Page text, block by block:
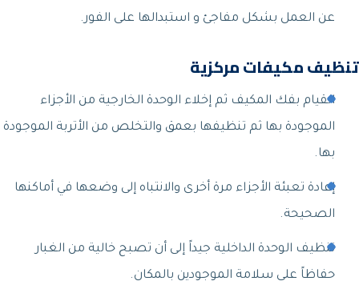
عن العمل بشكل مفاجئ و استبدالها على الفور.
تنظيف مكيفات مركزية
القيام بفك المكيف ثم إخلاء الوحدة الخارجية من الأجزاء
الموجودة بها ثم تنظيفها بعمق والتخلص من الأتربة الموجودة
بها.
إعادة تعبئة الأجزاء مرة أخرى والانتباه إلى وضعها في أماكنها
الصحيحة.
تنظيف الوحدة الداخلية جيداً إلى أن تصبح خالية من الغبار
حفاظاً على سلامة الموجودين بالمكان.